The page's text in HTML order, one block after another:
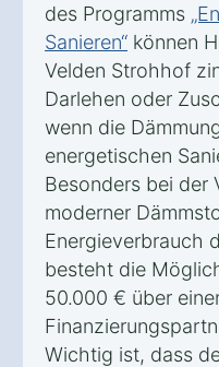
des Programms
Sanieren“ können
Velden Strohhof
Darlehen oder
wenn die
energetischen
Besonders bei der
moderner
Energieverbrauch
besteht die
50.000 € über
Wichtig ist, dass